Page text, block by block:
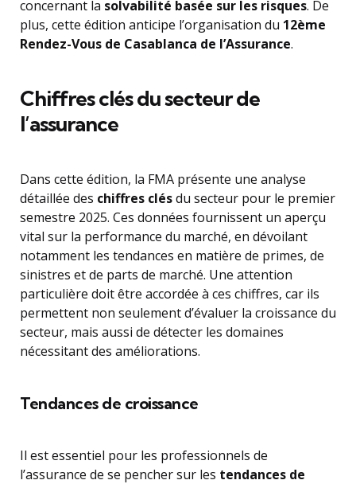
concernant la solvabilité basée sur les risques. De
plus, cette édition anticipe l’organisation du 12ème
Rendez-Vous de Casablanca de l’Assurance.
Chiffres clés du secteur de
l’assurance
Dans cette édition, la FMA présente une analyse
détaillée des chiffres clésdu secteur pour le premier
semestre 2025. Ces données fournissent un aperçu
vital sur la performance du marché, en dévoilant
notamment les tendances en matière de primes, de
sinistres et de parts de marché. Une attention
particulière doit être accordée à ces chiffres, car ils
permettent non seulement d’évaluer la croissance du
secteur, mais aussi de détecter les domaines
nécessitant des améliorations.
Tendances de croissance
Il est essentiel pour les professionnels de
l’assurance de se pencher sur les tendances de